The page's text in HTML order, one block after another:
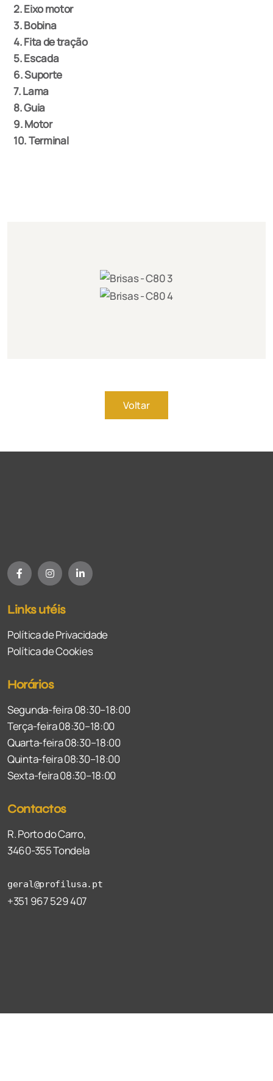
2. Eixo motor
3. Bobina
4. Fita de tração
5. Escada
6. Suporte
7. Lama
8. Guia
9. Motor
10. Terminal
Voltar
Links utéis
Política de Privacidade
Política de Cookies
Horários
Segunda-feira 08:30–18:00
Terça-feira 08:30–18:00
Quarta-feira 08:30–18:00
Quinta-feira 08:30–18:00
Sexta-feira 08:30–18:00
Contactos
R. Porto do Carro,
3460-355 Tondela
geral@profilusa.pt
+351 967 529 407